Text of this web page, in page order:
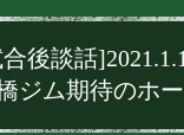
久我勇作vs古
撃戦!